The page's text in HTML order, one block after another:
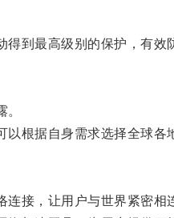
最高级别的保护，有效
据自身需求选择全球各
接，让用户与世界紧密相